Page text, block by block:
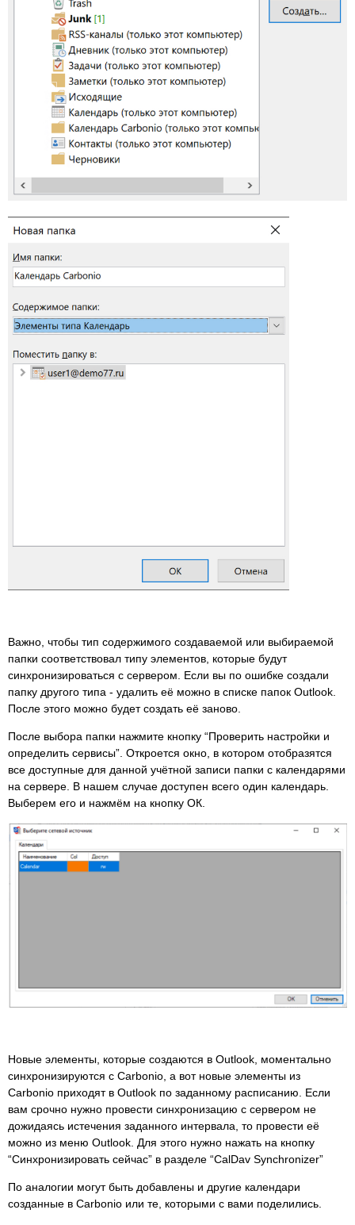
Важно, чтобы тип содержимого создаваемой или выбираемой
папки соответствовал типу элементов, которые будут
синхронизироваться с сервером. Если вы по ошибке создали
папку другого типа - удалить её можно в списке папок Outlook.
После этого можно будет создать её заново.
После выбора папки нажмите кнопку “Проверить настройки и
определить сервисы”. Откроется окно, в котором отобразятся
все доступные для данной учётной записи папки с календарями
на сервере. В нашем случае доступен всего один календарь.
Выберем его и нажмём на кнопку ОК.
Новые элементы, которые создаются в Outlook, моментально
синхронизируются с Carbonio, а вот новые элементы из
Carbonio приходят в Outlook по заданному расписанию. Если
вам срочно нужно провести синхронизацию с сервером не
дожидаясь истечения заданного интервала, то провести её
можно из меню Outlook. Для этого нужно нажать на кнопку
“Синхронизировать сейчас” в разделе “CalDav Synchronizer”
По аналогии могут быть добавлены и другие календари
созданные в Carbonio или те, которыми с вами поделились.